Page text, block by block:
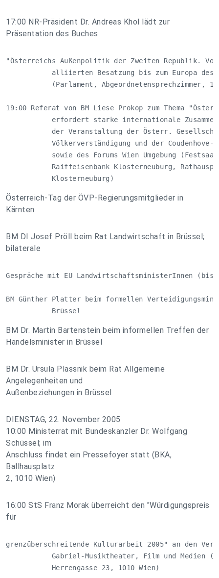
17:00 NR-Präsident Dr. Andreas Khol lädt zur
Präsentation des Buches
"Österreichs Außenpolitik der Zweiten Republik.
alliierten Besatzung bis zum Europa
(Parlament, Abgeordnetensprechzimmer,
19:00 Referat von BM Liese Prokop zum Thema
erfordert starke internationale
der Veranstaltung der Österr.
Völkerverständigung und der
sowie des Forums Wien Umgebung
Raiffeisenbank Klosterneuburg,
           Klosterneuburg)
Österreich-Tag der ÖVP-Regierungsmitglieder in
Kärnten
BM DI Josef Pröll beim Rat Landwirtschaft in Brüssel;
bilaterale
Gespräche mit EU LandwirtschaftsministerInnen (bis
BM Günther Platter beim formellen
           Brüssel
BM Dr. Martin Bartenstein beim informellen Treffen der
Handelsminister in Brüssel
BM Dr. Ursula Plassnik beim Rat Allgemeine
Angelegenheiten und
Außenbeziehungen in Brüssel
DIENSTAG, 22. November 2005
10:00 Ministerrat mit Bundeskanzler Dr. Wolfgang
Schüssel; im
Anschluss findet ein Pressefoyer statt (BKA,
Ballhausplatz
2, 1010 Wien)
16:00 StS Franz Morak überreicht den "Würdigungspreis
für
grenzüberschreitende Kulturarbeit 2005" an den
Gabriel-Musiktheater, Film und Medien
           Herrengasse 23, 1010 Wien)